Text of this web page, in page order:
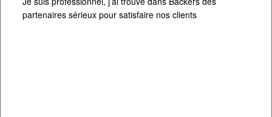
partenaires sérieux pour satisfaire nos clients